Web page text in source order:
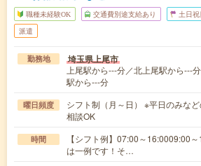
職種未経験OK 交通費別途支給あり 土日祝
派遣
勤務地 埼玉県上尾市
上尾駅から---分／北上尾駅から---
駅から---分
曜日頻度
シフト制（月～日） ※平日のみな
相談OK
時間
【シフト例】07:00～16:0009:00
は一例です！そ…